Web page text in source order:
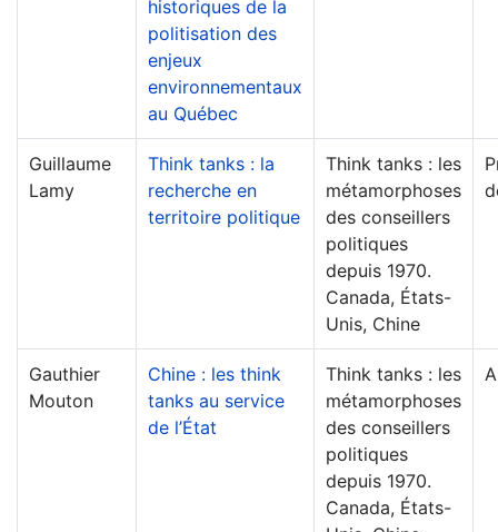
historiques de la
politisation des
enjeux
environnementaux
au Québec
Guillaume
Lamy
Think tanks : la
recherche en
territoire politique
Think tanks : les
métamorphoses
des conseillers
politiques
depuis 1970.
Canada, États-
Unis, Chine
Gauthier
Mouton
Chine : les think
tanks au service
de l’État
Think tanks : les
métamorphoses
des conseillers
politiques
depuis 1970.
Canada, États-